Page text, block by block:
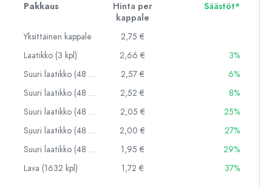
Esimerkillinen edustus
Pakkaus
Hinta per
kappale
Säästöt*
Yksittäinen kappale
2,75 €
Laatikko (3 kpl) 2,66 €
3%
Suuri laatikko (48 kpl) 2,57 €
6%
Suuri laatikko (48 kpl) 2,52 €
8%
Suuri laatikko (48 kpl) 2,05 €
25%
Suuri laatikko (48 kpl) 2,00 €
27%
Suuri laatikko (48 kpl) 1,95 €
29%
Lava (1632 kpl) 1,72 € 37%